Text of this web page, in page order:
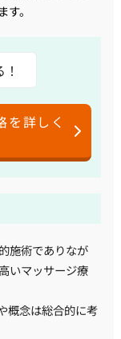
。
を詳しく
施術でありなが
いマッサージ療
概念は総合的に考